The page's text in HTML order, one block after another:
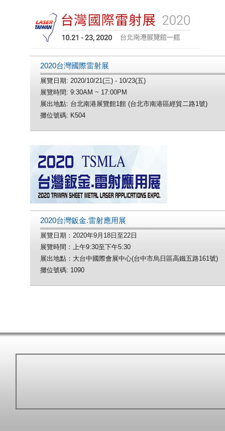
2020台灣國際雷射展
展覽日期: 2020/10/21(三) - 10/23(五)
展覽時間: 9:30AM ~ 17:00PM
展出地點: 台北南港展覽館1館 (台北市南港區經貿二路1號)
攤位號碼: K504
2020台灣鈑金.雷射應用展
展覽日期：2020年9月18日至22日
展覽時間：上午9:30至下午5:30
展出地點：大台中國際會展中心(台中市烏日區高鐵五路161號)
攤位號碼: 1090